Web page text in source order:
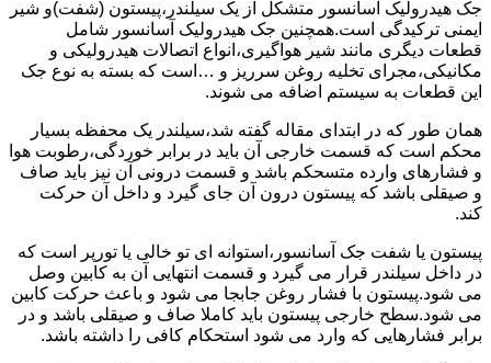
جک هیدرولیک آسانسور متشکل از یک سیلندر،پیستون (شفت)و شیر
ایمنی ترکیدگی است.همچنین جک هیدرولیک آسانسور شامل
قطعات دیگری مانند شیر هواگیری،انواع اتصالات هیدرولیکی و
مکانیکی،مجرای تخلیه روغن سرریز و …است که بسته به نوع جک
این قطعات به سیستم اضافه می شوند.
همان طور که در ابتدای مقاله گفته شد،سیلندر یک محفظه بسیار
محکم است که قسمت خارجی آن باید در برابر خوردگی،رطوبت هوا
و فشارهای وارده متسحکم باشد و قسمت درونی آن نیز باید صاف
و صیقلی باشد که پیستون درون آن جای گیرد و داخل آن حرکت
کند.
پیستون یا شفت جک آسانسور،استوانه ای تو خالی یا تورپر است که
در داخل سیلندر قرار می گیرد و قسمت انتهایی آن به کابین وصل
می شود.پیستون با فشار روغن جابجا می شود و باعث حرکت کابین
می شود.سطح خارجی پیستون باید کاملا صاف و صیقلی باشد و در
برابر فشارهایی که وارد می شود استحکام کافی را داشته باشد.